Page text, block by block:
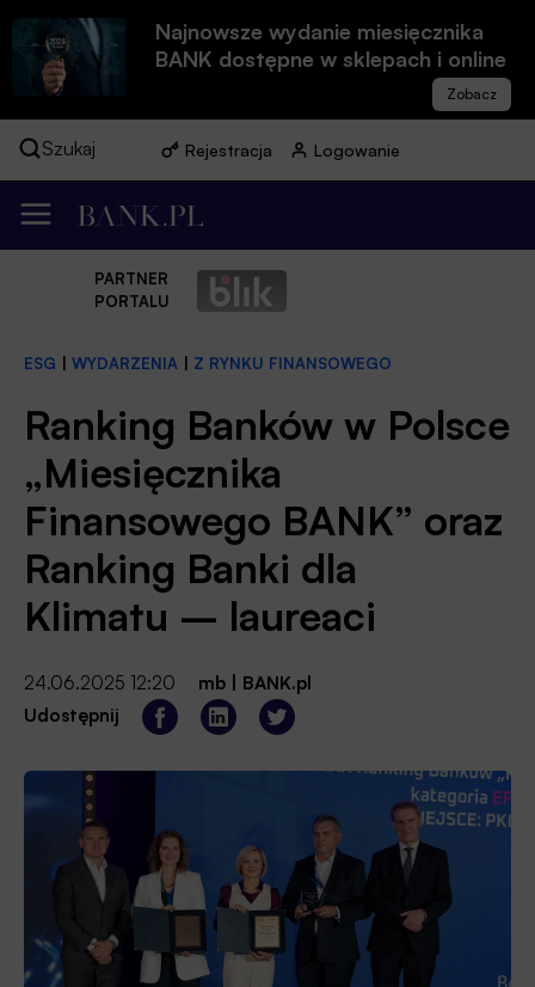
Najnowsze wydanie miesięcznika
BANK dostępne w sklepach i online
Szukaj Rejestracja Logowanie
PARTNER
PORTALU
ESG WYDARZENIA Z RYNKU FINANSOWEGO
Ranking Banków w Polsce
„Miesięcznika
Finansowego BANK” oraz
Ranking Banki dla
Klimatu – laureaci
24.06.2025 12:20 mb
BANK.pl
Udostępnij